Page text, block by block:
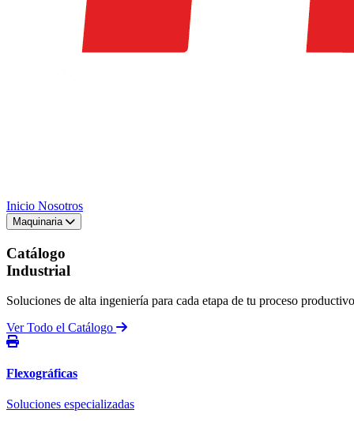
Inicio Nosotros
Maquinaria
Catálogo
Industrial
Soluciones de alta ingeniería para cada etapa de tu proceso
Ver Todo el Catálogo
Flexográficas
Soluciones especializadas